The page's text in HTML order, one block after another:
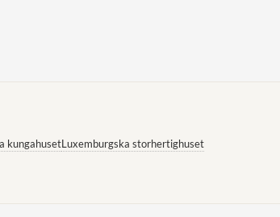
kungahusetLuxemburgska storhertighuset